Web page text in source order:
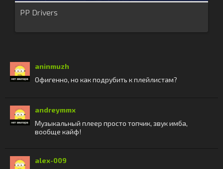
PP Drivers
aninmuzh
Офигенно, но как подрубить к плейлистам?
andreymmx
Музыкальный плеер просто топчик, звук имба,
вообще кайф!
alex-009